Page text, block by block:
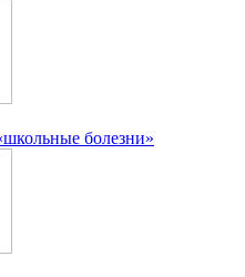
болезни»